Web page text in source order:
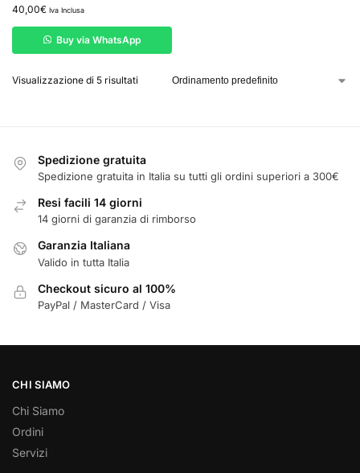
40,00€ Iva Inclusa
Buy via WhatsApp
Visualizzazione di 5 risultati
Spedizione gratuita
Spedizione gratuita in Italia su tutti gli ordini superiori a 300€
Resi facili 14 giorni
14 giorni di garanzia di rimborso
Garanzia Italiana
Valido in tutta Italia
Checkout sicuro al 100%
PayPal / MasterCard / Visa
CHI SIAMO
Chi Siamo
Ordini
Servizi